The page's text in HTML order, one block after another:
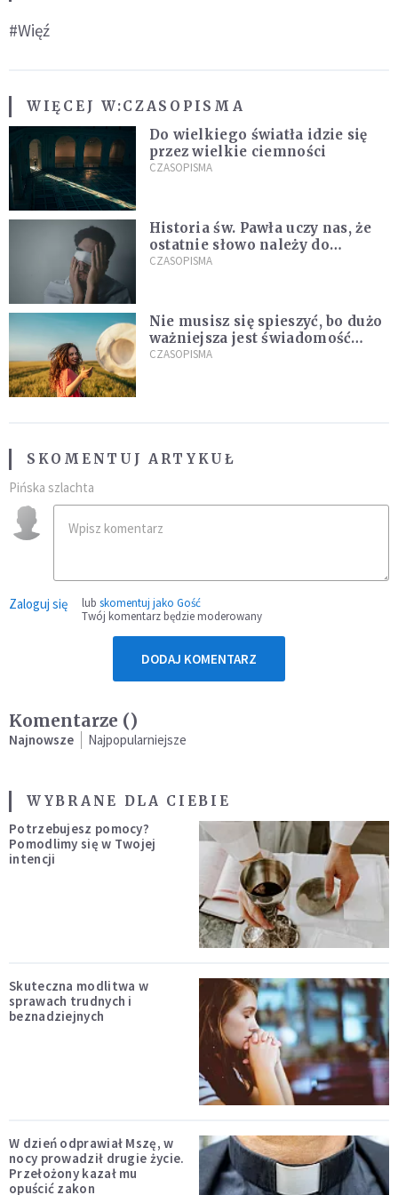
#Więź
WIĘCEJ W:CZASOPISMA
Do wielkiego światła idzie się
przez wielkie ciemności
CZASOPISMA
Historia św. Pawła uczy nas, że
ostatnie słowo należy do
światła, a nie do ciemności
CZASOPISMA
Nie musisz się spieszyć, bo dużo
ważniejsza jest świadomość
kierunku
CZASOPISMA
SKOMENTUJ ARTYKUŁ
Pińska szlachta
Zaloguj się lub skomentuj jako Gość
Twój komentarz będzie moderowany
DODAJ KOMENTARZ
Komentarze ()
Najnowsze Najpopularniejsze
WYBRANE DLA CIEBIE
Potrzebujesz pomocy?
Pomodlimy się w Twojej
intencji
Skuteczna modlitwa w
sprawach trudnych i
beznadziejnych
W dzień odprawiał Mszę, w
nocy prowadził drugie życie.
Przełożony kazał mu
opuścić zakon